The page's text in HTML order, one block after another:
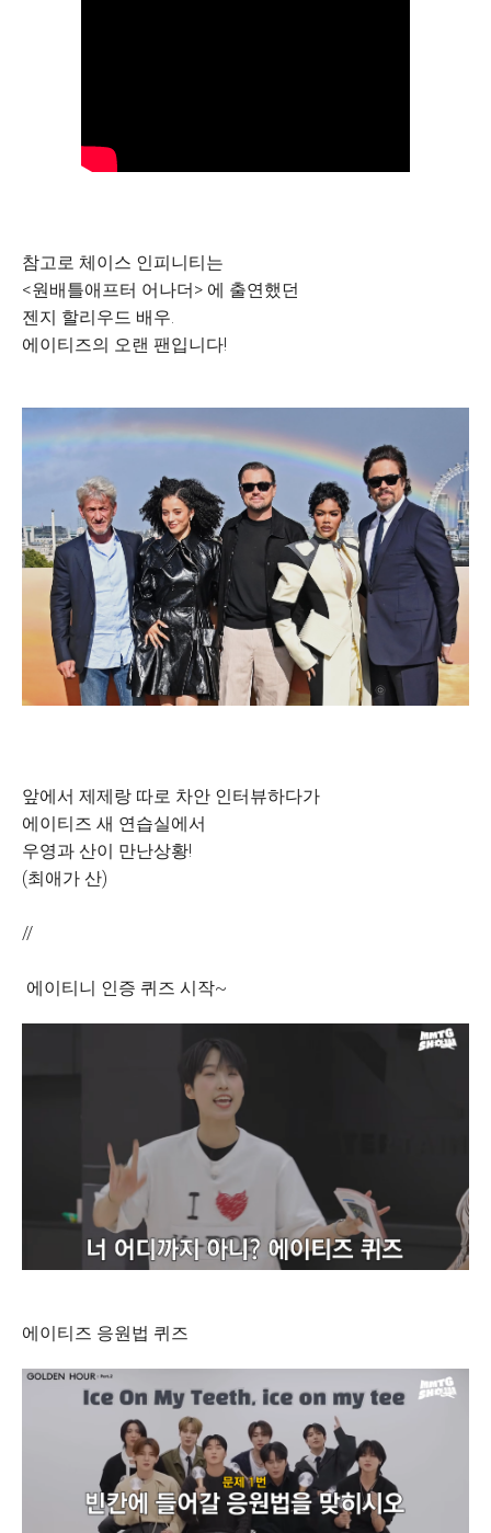
참고로 체이스 인피니티는
<원배틀애프터 어나더> 에 출연했던
젠지 할리우드 배우.
에이티즈의 오랜 팬입니다!
앞에서 제제랑 따로 차안 인터뷰하다가
에이티즈 새 연습실에서
우영과 산이 만난상황!
(최애가 산)
//
에이티니 인증 퀴즈 시작~
에이티즈 응원법 퀴즈